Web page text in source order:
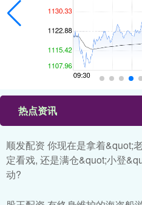
热点资讯
顺发配资 你现在是拿着&quot;
定看戏, 还是满仓&quot;小登
动?